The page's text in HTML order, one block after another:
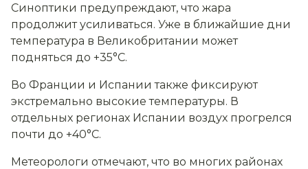
Синоптики предупреждают, что жара
продолжит усиливаться. Уже в ближайшие дни
температура в Великобритании может
подняться до +35°C.
Во Франции и Испании также фиксируют
экстремально высокие температуры. В
отдельных регионах Испании воздух прогрелся
почти до +40°C.
Метеорологи отмечают, что во многих районах